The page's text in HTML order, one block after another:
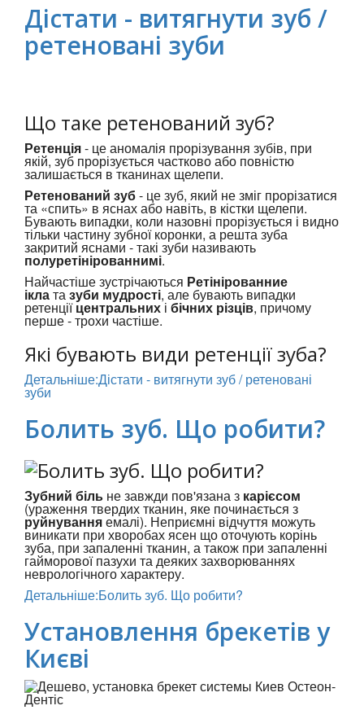
Дістати - витягнути зуб /
ретеновані зуби
Що таке ретенований зуб?
Ретенція- це аномалія прорізування зубів, при
якій, зуб прорізується частково або повністю
залишається в тканинах щелепи.
Ретенований зуб- це зуб, який не зміг прорізатися
та «спить» в яснах або навіть, в кістки щелепи.
Бувають випадки, коли назовні прорізується і видно
тільки частину зубної коронки, а решта зуба
закритий яснами - такі зуби називають
полуретінірованнимі.
Найчастіше зустрічаються Ретінірованние
іклатазуби мудрості, але бувають випадки
ретенціїцентральнихі бічних різців, причому
перше - трохи частіше.
Які бувають види ретенції зуба?
Детальніше:Дістати - витягнути зуб / ретеновані
зуби
Болить зуб. Що робити?
Зубний біль не завжди пов'язана з карієсом
(ураження твердих тканин, яке починається з
руйнуванняемалі). Неприємні відчуття можуть
виникати при хворобах ясен що оточують корінь
зуба, при запаленні тканин, а також при запаленні
гайморової пазухи та деяких захворюваннях
неврологічного характеру.
Детальніше:Болить зуб. Що робити?
Установлення брекетів у
Києві